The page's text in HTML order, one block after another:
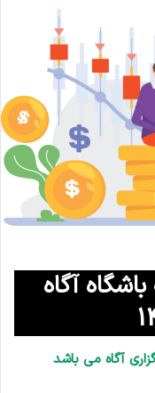
آگاه
آگاه می باشد